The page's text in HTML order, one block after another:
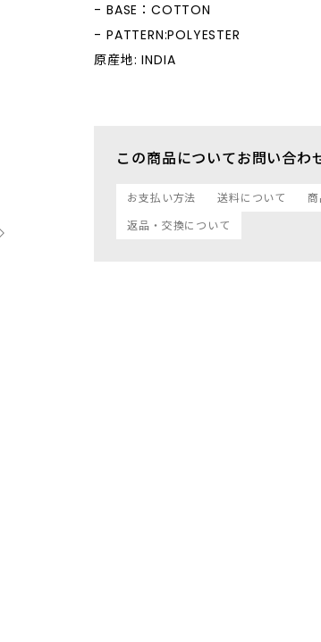
- BASE：COTTON
- PATTERN:POLYESTER
原産地: INDIA
この商品についてお問い合わ
お支払い方法 送料について
返品・交換について